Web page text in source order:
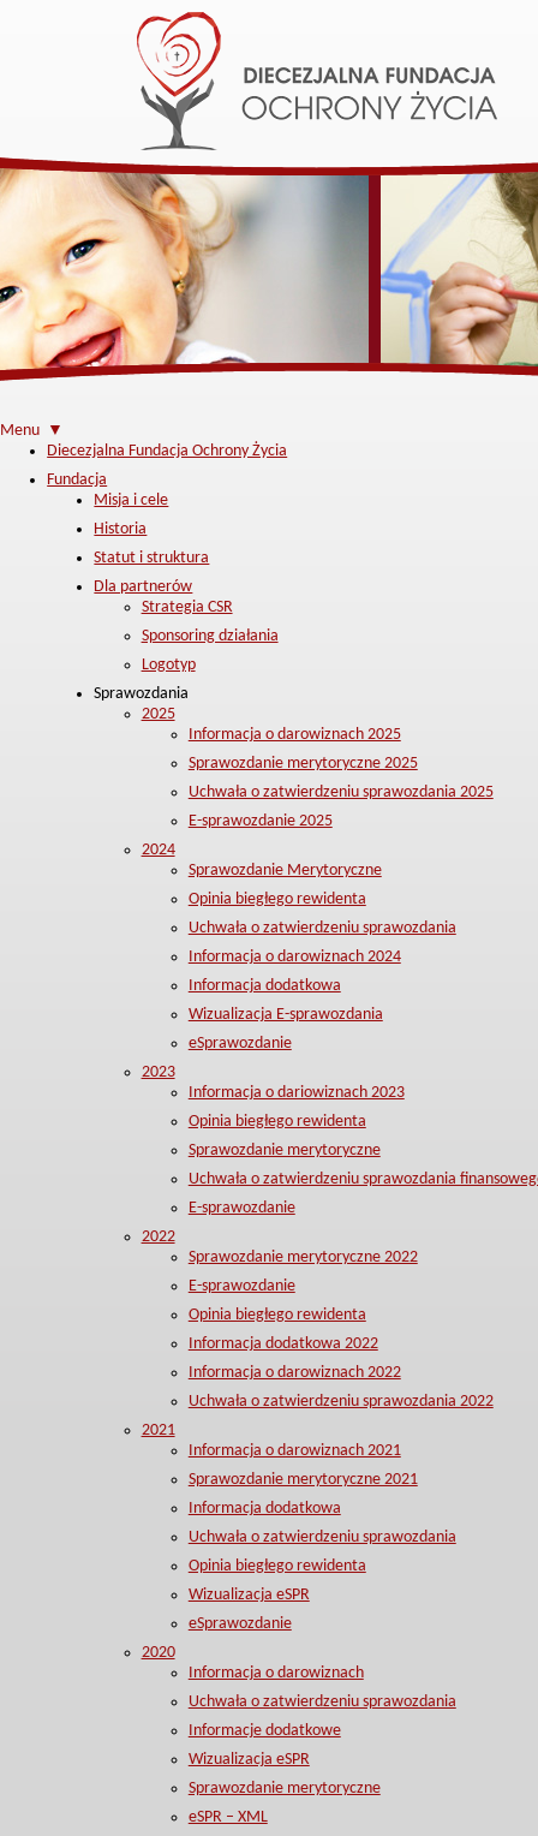
Menu ▼
Diecezjalna Fundacja Ochrony Życia
Fundacja
Misja i cele
Historia
Statut i struktura
Dla partnerów
Strategia CSR
Sponsoring działania
Logotyp
Sprawozdania
2025
Informacja o darowiznach 2025
Sprawozdanie merytoryczne 2025
Uchwała o zatwierdzeniu sprawozdania 2025
E-sprawozdanie 2025
2024
Sprawozdanie Merytoryczne
Opinia biegłego rewidenta
Uchwała o zatwierdzeniu sprawozdania
Informacja o darowiznach 2024
Informacja dodatkowa
Wizualizacja E-sprawozdania
eSprawozdanie
2023
Informacja o dariowiznach 2023
Opinia biegłego rewidenta
Sprawozdanie merytoryczne
Uchwała o zatwierdzeniu sprawozdania
E-sprawozdanie
2022
Sprawozdanie merytoryczne 2022
E-sprawozdanie
Opinia biegłego rewidenta
Informacja dodatkowa 2022
Informacja o darowiznach 2022
Uchwała o zatwierdzeniu sprawozdania 2022
2021
Informacja o darowiznach 2021
Sprawozdanie merytoryczne 2021
Informacja dodatkowa
Uchwała o zatwierdzeniu sprawozdania
Opinia biegłego rewidenta
Wizualizacja eSPR
eSprawozdanie
2020
Informacja o darowiznach
Uchwała o zatwierdzeniu sprawozdania
Informacje dodatkowe
Wizualizacja eSPR
Sprawozdanie merytoryczne
eSPR – XML